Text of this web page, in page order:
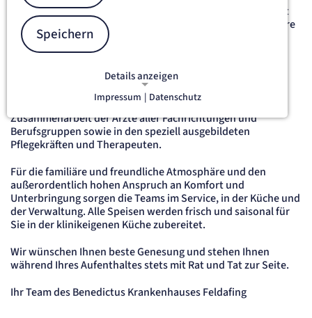
Genießen Sie das Wohlfühlambiente unseres Hauses direkt
am Starnberger See und werden Sie dort gesund, wo andere
Urlaub machen. Der menschlichen Zuwendung wird im
Benedictus Krankenhaus Feldafing seit jeher ein zentraler
Der Mensch mit seinen Bedürfnissen steht dabei im
Mittelpunkt. Das zeigt sich in der interdisziplinären
Zusammenarbeit der Ärzte aller Fachrichtungen und
Berufsgruppen sowie in den speziell ausgebildeten
Pflegekräften und Therapeuten.
Für die familiäre und freundliche Atmosphäre und den
außerordentlich hohen Anspruch an Komfort und
Unterbringung sorgen die Teams im Service, in der Küche und
der Verwaltung. Alle Speisen werden frisch und saisonal für
Sie in der klinikeigenen Küche zubereitet.
Wir wünschen Ihnen beste Genesung und stehen Ihnen
während Ihres Aufenthaltes stets mit Rat und Tat zur Seite.
Ihr Team des Benedictus Krankenhauses Feldafing
Speichern
Details anzeigen
NOTWENDIGE COOKIES
Notwendige Cookies ermöglichen
grundlegende Funktionen und sind für
die einwandfreie Funktion der Website
erforderlich.
etracker Sitzungs-Cookie
Name:
Anbieter:
etracker GmbH
Opt-In Cookie speichert die Entscheidung des Besuchers, wenn auf der Seite des
Kunden das Tracking Opt-In ausgespielt wird. Wird auch für ein eventuelles Opt-Out
Impressum | Datenschutz